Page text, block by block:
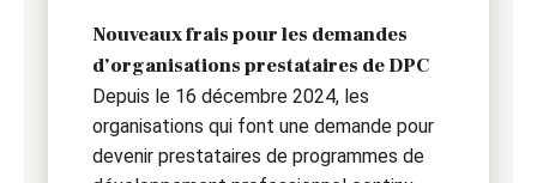
Nouveaux frais pour les demandes
d’organisations prestataires de DPC
Depuis le 16 décembre 2024, les
organisations qui font une demande pour
devenir prestataires de programmes de